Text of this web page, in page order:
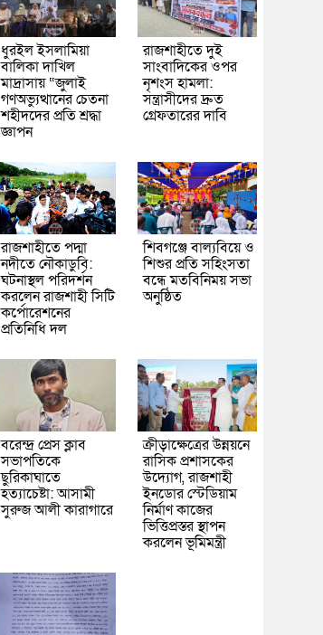
ধুরইল ইসলামিয়া
বালিকা দাখিল
মাদ্রাসায় “জুলাই
গণঅভ্যুত্থানের চেতনা
শহীদদের প্রতি শ্রদ্ধা
জ্ঞাপন
রাজশাহীতে দুই
সাংবাদিকের ওপর
নৃশংস হামলা:
সন্ত্রাসীদের দ্রুত
গ্রেফতারের দাবি
রাজশাহীতে পদ্মা
নদীতে নৌকাডুবি:
ঘটনাস্থল পরিদর্শন
করলেন রাজশাহী সিটি
কর্পোরেশনের
প্রতিনিধি দল
শিবগঞ্জে বাল্যবিয়ে ও
শিশুর প্রতি সহিংসতা
বন্ধে মতবিনিময় সভা
অনুষ্ঠিত
বরেন্দ্র প্রেস ক্লাব
সভাপতিকে
ছুরিকাঘাতে
হত্যাচেষ্টা: আসামী
সুরুজ আলী কারাগারে
ক্রীড়াক্ষেত্রের উন্নয়নে
রাসিক প্রশাসকের
উদ্যোগ, রাজশাহী
ইনডোর স্টেডিয়াম
নির্মাণ কাজের
ভিত্তিপ্রস্তর স্থাপন
করলেন ভূমিমন্ত্রী